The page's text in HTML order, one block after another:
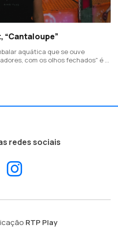
“Cantaloupe”
aquática que se ouve
com os olhos fechados" é a
redes sociais
Facebook
RTP Play